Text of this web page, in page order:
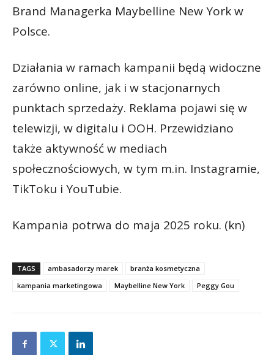
Brand Managerka Maybelline New York w
Polsce.
Działania w ramach kampanii będą widoczne
zarówno online, jak i w stacjonarnych
punktach sprzedaży. Reklama pojawi się w
telewizji, w digitalu i OOH. Przewidziano
także aktywność w mediach
społecznościowych, w tym m.in. Instagramie,
TikToku i YouTubie.
Kampania potrwa do maja 2025 roku. (kn)
TAGS ambasadorzy marek
branża kosmetyczna
kampania marketingowa
Maybelline New York Peggy Gou